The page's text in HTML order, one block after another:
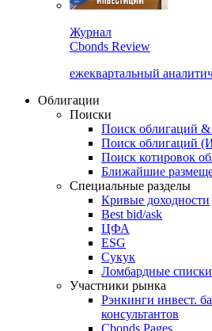
Журнал
Cbonds Review
ежеквартальный
Облигации
Поиски
Поиск облигаций
Поиск облигаций
Поиск котировок
Ближайшие
Специальные разделы
Кривые доходности
Best bid/ask
ЦФА
ESG
Сукук
Ломбардные списки
Участники рынка
Рэнкинги инвест.
консультантов
Cbonds Pages